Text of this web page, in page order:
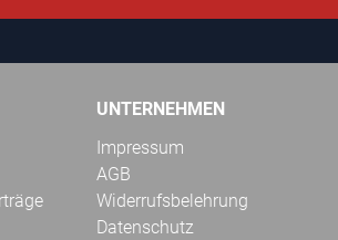
UNTERNEHMEN
Impressum
AGB
Widerrufsbelehrung
Datenschutz